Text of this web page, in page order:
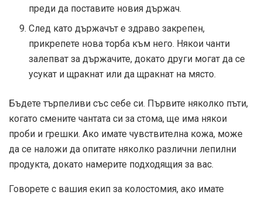
преди да поставите новия държач.
След като държачът е здраво закрепен,
прикрепете нова торба към него. Някои чанти
залепват за държачите, докато други могат да се
усукат и щракнат или да щракнат на място.
Бъдете търпеливи със себе си. Първите няколко пъти,
когато смените чантата си за стома, ще има някои
проби и грешки. Ако имате чувствителна кожа, може
да се наложи да опитате няколко различни лепилни
продукта, докато намерите подходящия за вас.
Говорете с вашия екип за колостомия, ако имате